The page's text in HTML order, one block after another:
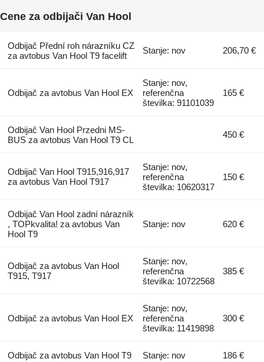
Cene za odbijači Van Hool
Odbijač Přední roh nárazníku CZ
za avtobus Van Hool T9 facelift
Stanje: nov 206,70 €
Odbijač za avtobus Van Hool EX
Stanje: nov,
referenčna
številka: 91101039
165 €
Odbijač Van Hool Przedni MS-
BUS za avtobus Van Hool T9 CL
450 €
Odbijač Van Hool T915,916,917
za avtobus Van Hool T917
Stanje: nov,
referenčna
številka: 10620317
150 €
Odbijač Van Hool zadní nárazník
, TOPkvalita! za avtobus Van
Hool T9
Stanje: nov 620 €
Odbijač za avtobus Van Hool
T915, T917
Stanje: nov,
referenčna
številka: 10722568
385 €
Odbijač za avtobus Van Hool EX
Stanje: nov,
referenčna
številka: 11419898
300 €
Odbijač za avtobus Van Hool T9 Stanje: nov 186 €